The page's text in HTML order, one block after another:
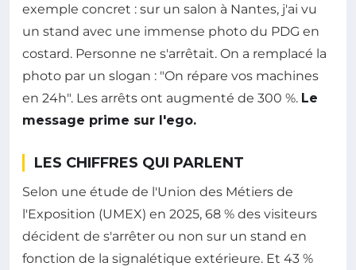
exemple concret : sur un salon à Nantes, j'ai vu
un stand avec une immense photo du PDG en
costard. Personne ne s'arrêtait. On a remplacé la
photo par un slogan : "On répare vos machines
en 24h". Les arrêts ont augmenté de 300 %. Le
message prime sur l'ego.
LES CHIFFRES QUI PARLENT
Selon une étude de l'Union des Métiers de
l'Exposition (UMEX) en 2025, 68 % des visiteurs
décident de s'arrêter ou non sur un stand en
fonction de la signalétique extérieure. Et 43 %